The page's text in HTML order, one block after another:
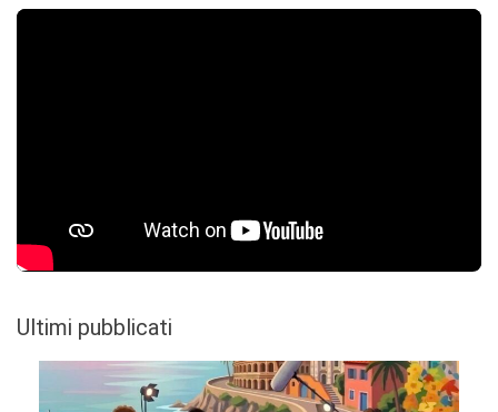
Ultimi pubblicati